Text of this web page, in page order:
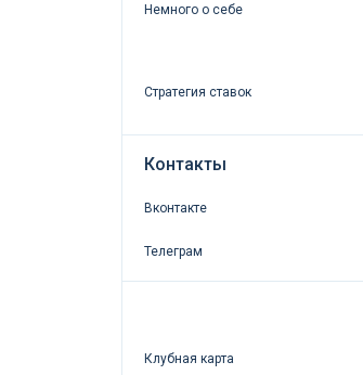
Немного о себе
Стратегия ставок
Контакты
Вконтакте
Телеграм
Клубная карта